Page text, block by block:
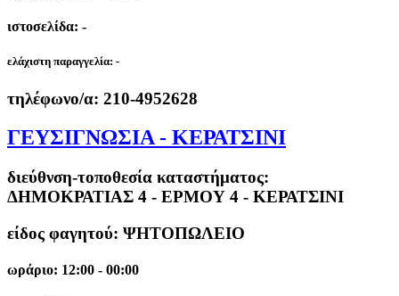
ιστοσελίδα: -
ελάχιστη παραγγελία: -
τηλέφωνο/α: 210-4952628
ΓΕΥΣΙΓΝΩΣΙΑ - ΚΕΡΑΤΣΙΝΙ
διεύθνση-τοποθεσία καταστήματος:
ΔΗΜΟΚΡΑΤΙΑΣ 4 - ΕΡΜΟΥ 4 - ΚΕΡΑΤΣΙΝΙ
είδος φαγητού: ΨΗΤΟΠΩΛΕΙΟ
ωράριο: 12:00 - 00:00